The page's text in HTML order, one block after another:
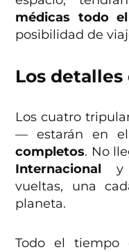
médicas todo
posibilidad de
Los
Los cuatro
— estarán en
completos. No
Internacional y
vueltas, una
planeta.
Todo el tiempo